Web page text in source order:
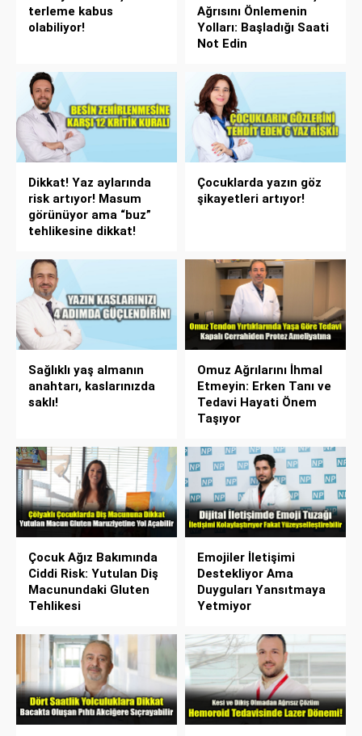
terleme kabus
olabiliyor!
Ağrısını Önlemenin
Yolları: Başladığı Saati
Not Edin
Dikkat! Yaz aylarında
risk artıyor! Masum
görünüyor ama “buz”
tehlikesine dikkat!
Çocuklarda yazın göz
şikayetleri artıyor!
Sağlıklı yaş almanın
anahtarı, kaslarınızda
saklı!
Omuz Ağrılarını İhmal
Etmeyin: Erken Tanı ve
Tedavi Hayati Önem
Taşıyor
Çocuk Ağız Bakımında
Ciddi Risk: Yutulan Diş
Macunundaki Gluten
Tehlikesi
Emojiler İletişimi
Destekliyor Ama
Duyguları Yansıtmaya
Yetmiyor